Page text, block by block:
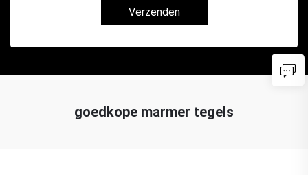
Verzenden
goedkope marmer tegels